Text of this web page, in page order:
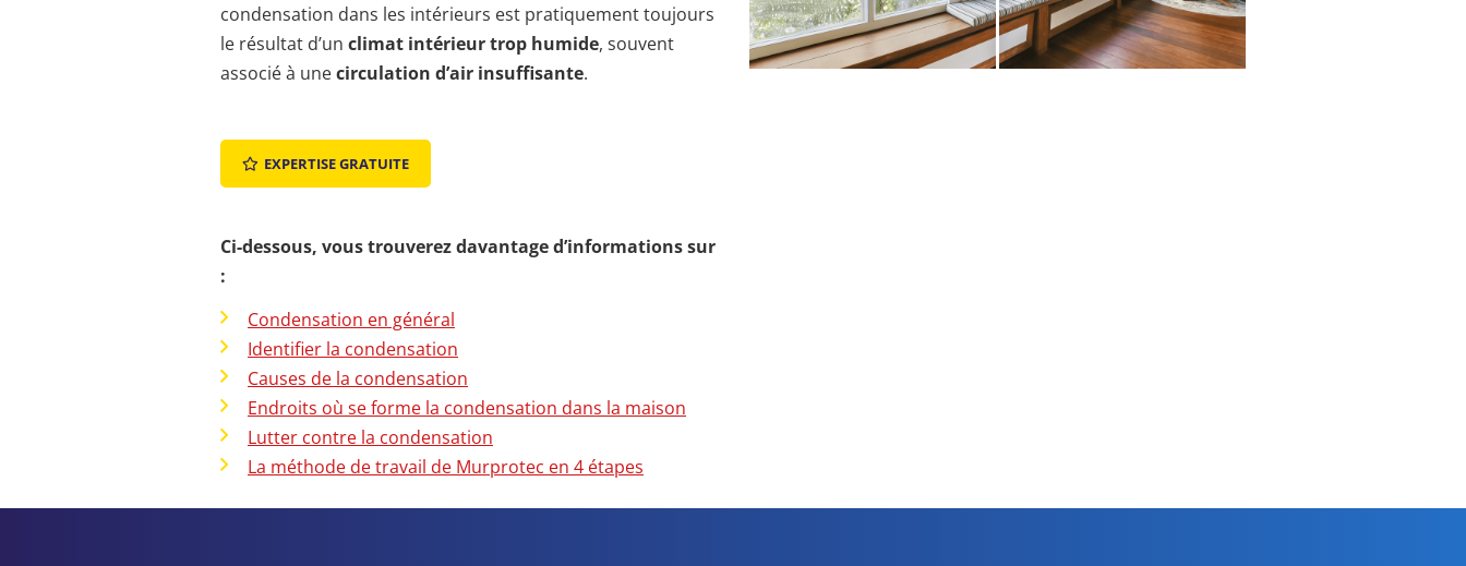
condensation dans les intérieurs est pratiquement toujours
le résultat d’un climat intérieur trop humide, souvent
associé à unecirculation d’air insuffisante.
EXPERTISE GRATUITE
Ci-dessous, vous trouverez davantage d’informations sur
:
Condensation en général
Identifier la condensation
Causes de la condensation
Endroits où se forme la condensation dans la maison
Lutter contre la condensation
La méthode de travail de Murprotec en 4 étapes